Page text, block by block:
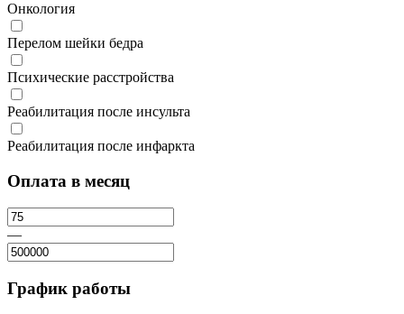
Онкология
Перелом шейки бедра
Психические расстройства
Реабилитация после инсульта
Реабилитация после инфаркта
Оплата в месяц
—
График работы